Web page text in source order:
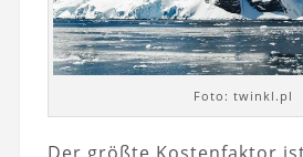
Foto: twinkl.pl